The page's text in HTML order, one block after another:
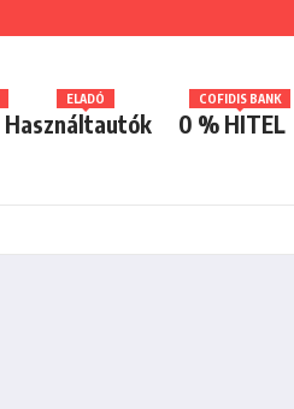
Használtautók
ELADÓ
0 % HITEL
COFIDIS BANK